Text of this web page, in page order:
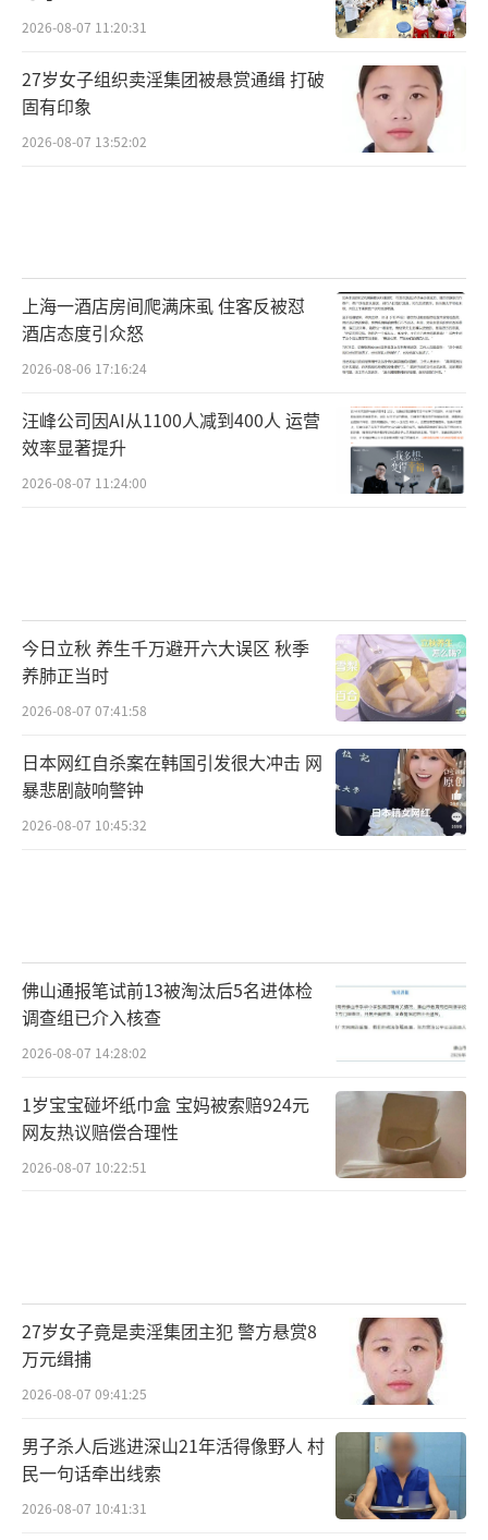
2026-08-07 11:20:31
27岁女子组织卖淫集团被悬赏通缉 打破
固有印象
2026-08-07 13:52:02
上海一酒店房间爬满床虱 住客反被怼
酒店态度引众怒
2026-08-06 17:16:24
汪峰公司因AI从1100人减到400人 运营
效率显著提升
2026-08-07 11:24:00
今日立秋 养生千万避开六大误区 秋季
养肺正当时
2026-08-07 07:41:58
日本网红自杀案在韩国引发很大冲击 网
暴悲剧敲响警钟
2026-08-07 10:45:32
佛山通报笔试前13被淘汰后5名进体检
调查组已介入核查
2026-08-07 14:28:02
1岁宝宝碰坏纸巾盒 宝妈被索赔924元
网友热议赔偿合理性
2026-08-07 10:22:51
27岁女子竟是卖淫集团主犯 警方悬赏8
万元缉捕
2026-08-07 09:41:25
男子杀人后逃进深山21年活得像野人 村
民一句话牵出线索
2026-08-07 10:41:31